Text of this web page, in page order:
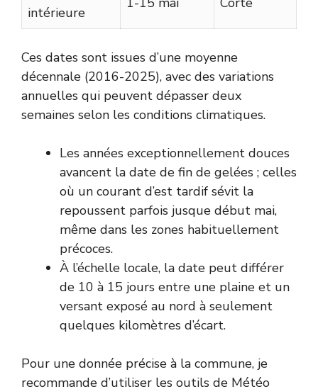
intérieure
Ces dates sont issues d’une moyenne
décennale (2016-2025), avec des variations
annuelles qui peuvent dépasser deux
semaines selon les conditions climatiques.
Les années exceptionnellement douces
avancent la date de fin de gelées ; celles
où un courant d’est tardif sévit la
repoussent parfois jusque début mai,
même dans les zones habituellement
précoces.
À l’échelle locale, la date peut différer
de 10 à 15 jours entre une plaine et un
versant exposé au nord à seulement
quelques kilomètres d’écart.
Pour une donnée précise à la commune, je
recommande d’utiliser les outils de Météo